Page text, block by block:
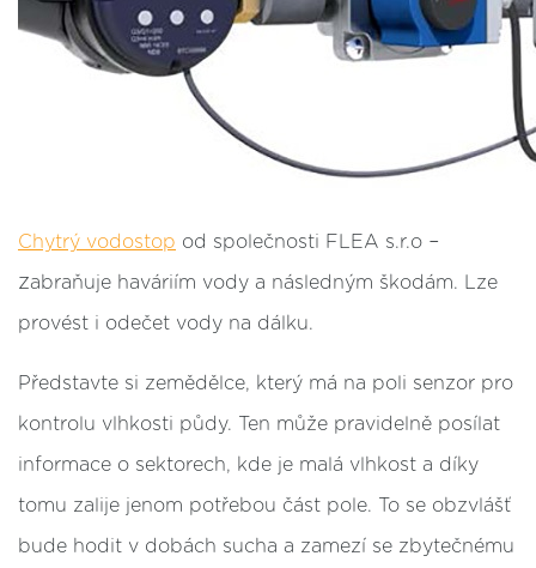
Chytrý vodostop od společnosti FLEA s.r.o –
zabraňuje haváriím vody a následným škodám. Lze
provést i odečet vody na dálku.
Představte si zemědělce, který má na poli senzor pro
kontrolu vlhkosti půdy. Ten může pravidelně posílat
informace o sektorech, kde je malá vlhkost a díky
tomu zalije jenom potřebou část pole. To se obzvlášť
bude hodit v dobách sucha a zamezí se zbytečnému